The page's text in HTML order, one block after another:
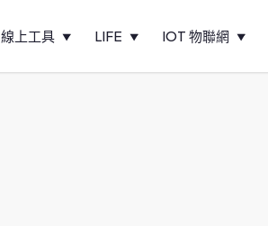
線上工具 LIFE IOT 物聯網